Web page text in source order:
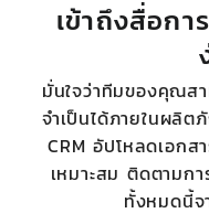
เข้าถึงสื่อก
มั่นใจว่าทีมของคุณส
จำเป็นได้ภายในผลิ
CRM อัปโหลดเอกส
เหมาะสม ติดตามก
ทั้งหมดนี้จ